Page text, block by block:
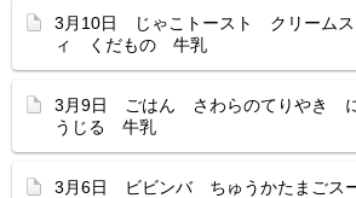
3月10日 じゃこトースト クリームス
ィ くだもの 牛乳
3月9日 ごはん さわらのてりやき
うじる 牛乳
3月6日 ビビンバ ちゅうかたまご